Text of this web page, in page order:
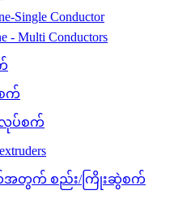
Single Conductor
- Multi Conductors
စက်
လုပ်စက်
အတွက် စည်း/ကြိုးဆွဲစက်